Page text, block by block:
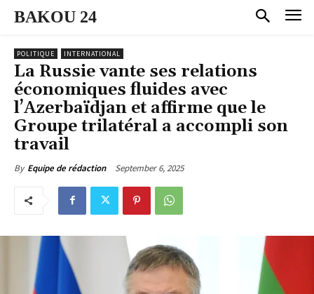
BAKOU 24
POLITIQUE INTERNATIONAL
La Russie vante ses relations
économiques fluides avec
l’Azerbaïdjan et affirme que le
Groupe trilatéral a accompli son
travail
By Equipe de rédaction September 6, 2025